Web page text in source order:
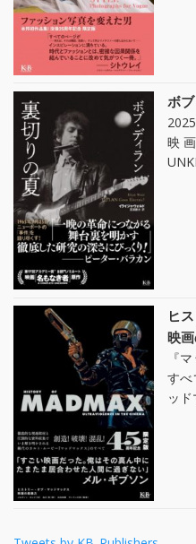
ボ
映
ヒ
映
『
す
ッ